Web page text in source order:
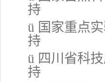
持
ü 国家重点
持
ü 四川省科
持